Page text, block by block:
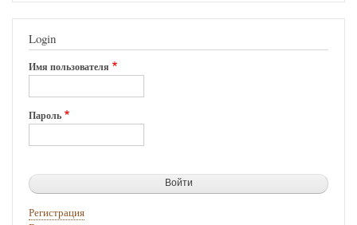
Login
Имя пользователя
Пароль
Регистрация